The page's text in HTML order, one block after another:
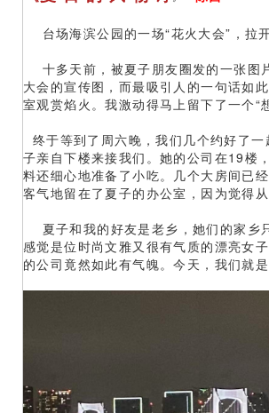
台场海滨公园的一场“花火大会”，拉
十多天前，被夏子朋友圈发的一张图
大会的宣传图，而最吸引人的一句话如
室观赏焰火。我激动得马上留下了一个“
终于等到了周六晚，我们几个约好了
子亲自下楼来接我们。她的公司在19楼
料还细心地准备了小吃。几个大房间已
客气地留在了夏子的办公室，因为觉得
夏子和我的好友是老乡，她们的家乡
感觉是位时尚文雅又很有气质的漂亮女
的公司竟然如此有气魄。今天，我们就